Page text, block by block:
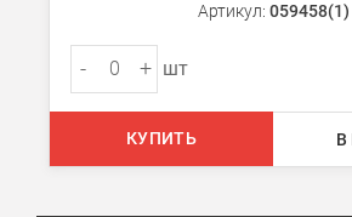
Артикул: 059458(1)
- + шт
КУПИТЬ В